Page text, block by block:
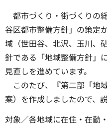
都市づくり・街づくりの
谷区都市整備方針」の策定
域（世田谷、北沢、玉川、
針である「地域整備方針」
見直しを進めています。
このたび、『第二部「地
案）を作成しましたので、
対象／各地域に在住・在勤